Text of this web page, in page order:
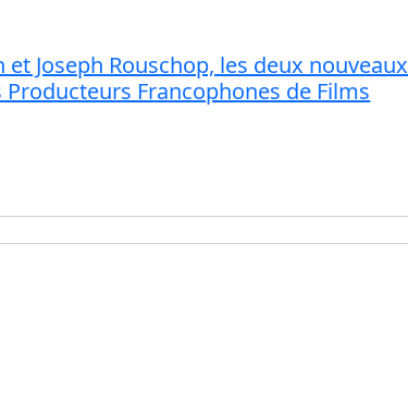
et Joseph Rouschop, les deux nouveaux
Francophones de Films